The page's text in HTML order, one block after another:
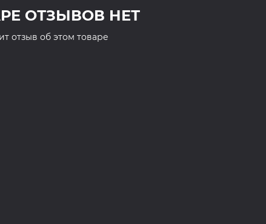
ОТЗЫВОВ НЕТ
отзыв об этом товаре